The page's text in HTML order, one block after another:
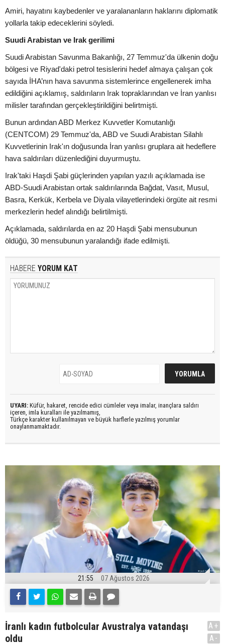
Amiri, hayatını kaybedenler ve yaralananların haklarını diplomatik
yollarla takip edeceklerini söyledi.
Suudi Arabistan ve Irak gerilimi
Suudi Arabistan Savunma Bakanlığı, 27 Temmuz'da ülkenin doğu
bölgesi ve Riyad'daki petrol tesislerini hedef almaya çalışan çok
sayıda İHA’nın hava savunma sistemlerince engellenerek imha
edildiğini açıklamış, saldırıların Irak topraklarından ve İran yanlısı
milisler tarafından gerçekleştirildiğini belirtmişti.
Bunun ardından ABD Merkez Kuvvetler Komutanlığı
(CENTCOM) 29 Temmuz'da, ABD ve Suudi Arabistan Silahlı
Kuvvetlerinin Irak'ın doğusunda İran yanlısı gruplara ait hedeflere
hava saldırıları düzenlediğini duyurmuştu.
Irak'taki Haşdi Şabi güçlerinden yapılan yazılı açıklamada ise
ABD-Suudi Arabistan ortak saldırılarında Bağdat, Vasıt, Musul,
Basra, Kerkük, Kerbela ve Diyala vilayetlerindeki örgüte ait resmi
merkezlerin hedef alındığı belirtilmişti.
Açıklamada, saldırılarda en az 20 Haşdi Şabi mensubunun
öldüğü, 30 mensubunun yaralandığı ifade edilmişti.
HABERE YORUM KAT
UYARI: Küfür, hakaret, rencide edici cümleler veya imalar, inançlara saldırı
içeren, imla kuralları ile yazılmamış,
Türkçe karakter kullanılmayan ve büyük harflerle yazılmış yorumlar
onaylanmamaktadır.
21:55 07 Ağustos 2026
İranlı kadın futbolcular Avustralya vatandaşı
oldu
A+
A-